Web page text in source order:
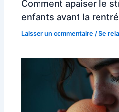
Comment apaiser le
enfants avant la
Laisser un commentaire /Se